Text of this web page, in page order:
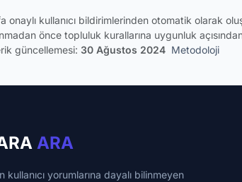
onaylı kullanıcı bildirimlerinden otomatik olarak
önce topluluk kurallarına uygunluk
güncellemesi: 30 Ağustos 2024 Metodoloji
ARA
kullanıcı yorumlarına dayalı bilinmeyen